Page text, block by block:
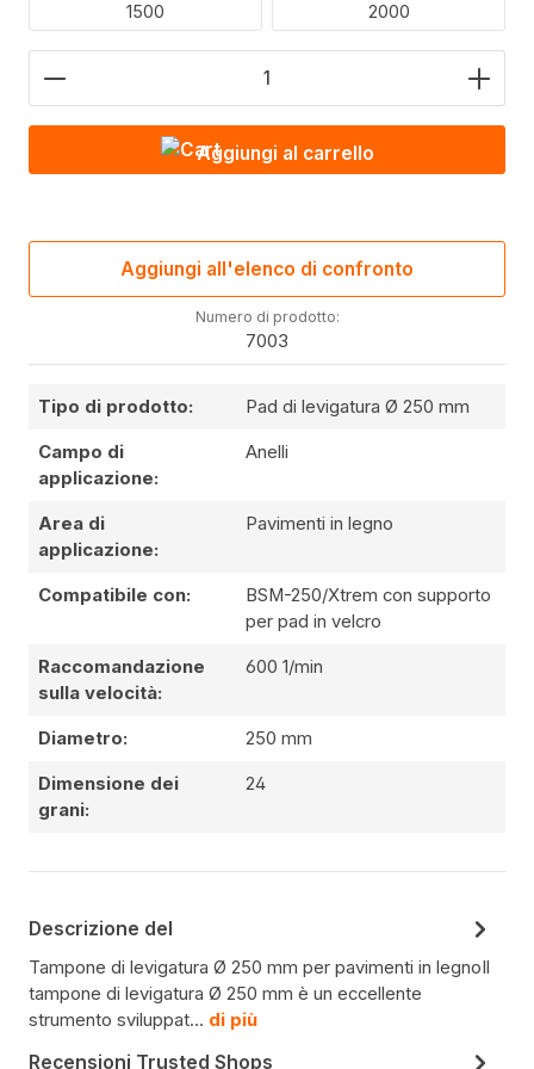
1500 2000
Quantità del prodotto: inserire il valore
Aggiungi al carrello
Aggiungi all'elenco di confronto
Numero di prodotto:
7003
Tipo di prodotto: Pad di levigatura Ø 250 mm
Campo di
applicazione:
Anelli
Area di
applicazione:
Pavimenti in legno
Compatibile con:
BSM-250/Xtrem con supporto
per pad in velcro
Raccomandazione
sulla velocità:
600 1/min
Diametro: 250 mm
Dimensione dei
grani:
24
Descrizione del
Tampone di levigatura Ø 250 mm per pavimenti in legnoIl
tampone di levigatura Ø 250 mm è un eccellente
strumento sviluppat… di più
Recensioni Trusted Shops